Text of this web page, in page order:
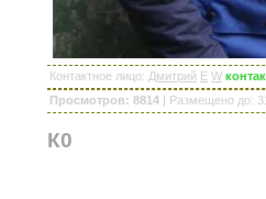
Контактное лицо: Дмитрий E W
Просмотров: 8814 | Размещено до:
К0